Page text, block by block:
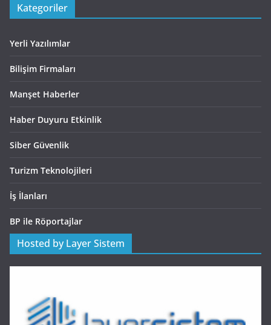
Kategoriler
Yerli Yazılımlar
Bilişim Firmaları
Manşet Haberler
Haber Duyuru Etkinlik
Siber Güvenlik
Turizm Teknolojileri
İş İlanları
BP ile Röportajlar
Hosted by Layer Sistem